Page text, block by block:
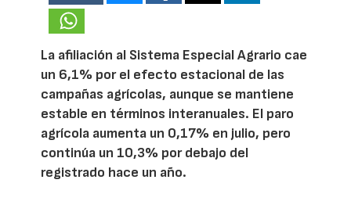
La afiliación al Sistema Especial Agrario cae
un 6,1% por el efecto estacional de las
campañas agrícolas, aunque se mantiene
estable en términos interanuales. El paro
agrícola aumenta un 0,17% en julio, pero
continúa un 10,3% por debajo del
registrado hace un año.